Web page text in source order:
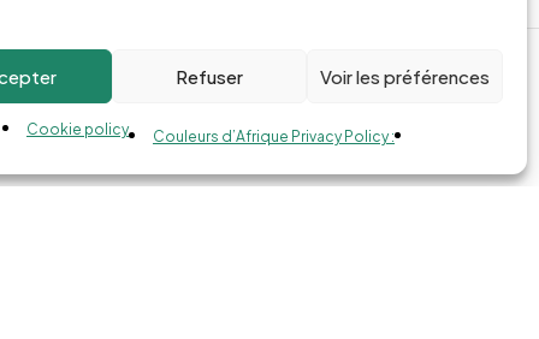
Refuser Voir les préférences
Cookie policy Couleurs d’Afrique Privacy Policy :